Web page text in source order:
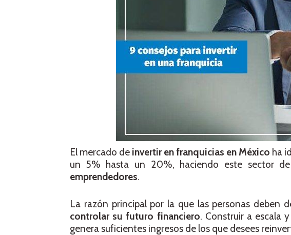
El mercado de invertir enfranquicias en México ha
un 5% hasta un 20%, haciendo este sector
emprendedores.
La razón principal por la que las personas deben
controlar su futuro financiero. Construir a escala
genera suficientes ingresos de los que desees